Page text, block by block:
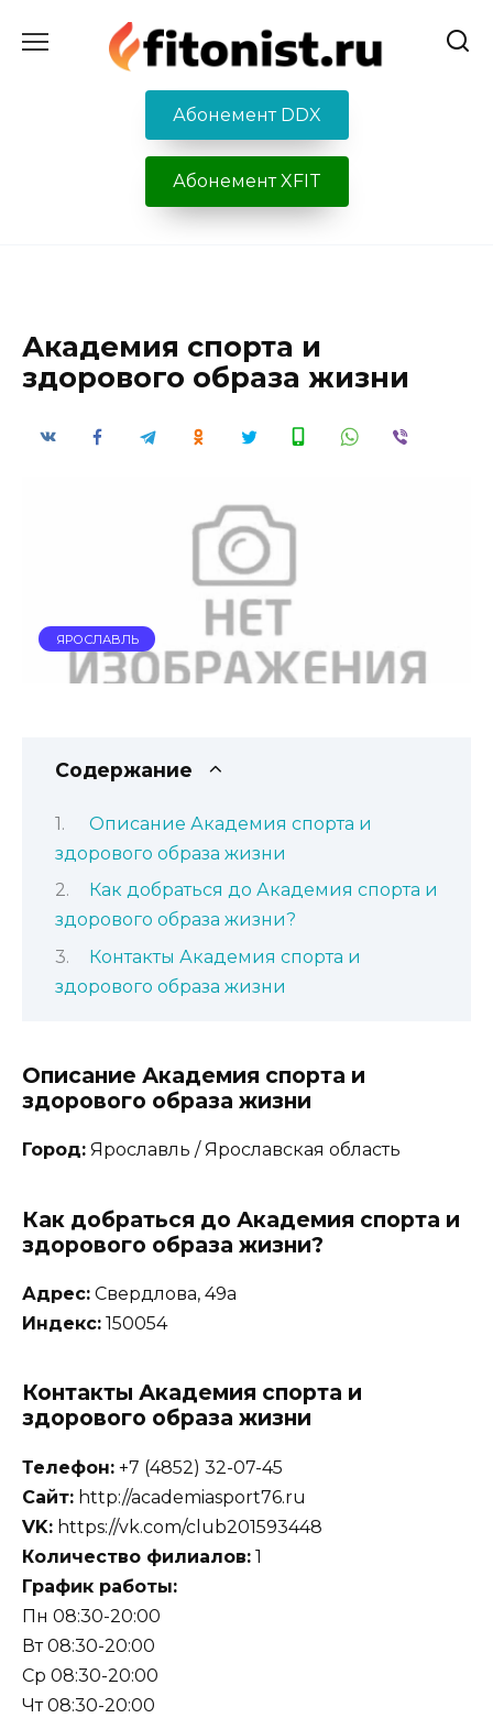
содержанию
Абонемент DDX
Абонемент XFIT
Академия спорта и
здорового образа жизни
ЯРОСЛАВЛЬ
Содержание
Описание Академия спорта и
здорового образа жизни
Как добраться до Академия спорта и
здорового образа жизни?
Контакты Академия спорта и
здорового образа жизни
Описание Академия спорта и
здорового образа жизни
Город: Ярославль / Ярославская область
Как добраться до Академия спорта и
здорового образа жизни?
Адрес: Свердлова, 49а
Индекс: 150054
Контакты Академия спорта и
здорового образа жизни
Телефон: +7 (4852) 32-07-45
Сайт: http://academiasport76.ru
VK: https://vk.com/club201593448
Количество филиалов: 1
График работы:
Пн 08:30-20:00
Вт 08:30-20:00
Ср 08:30-20:00
Чт 08:30-20:00